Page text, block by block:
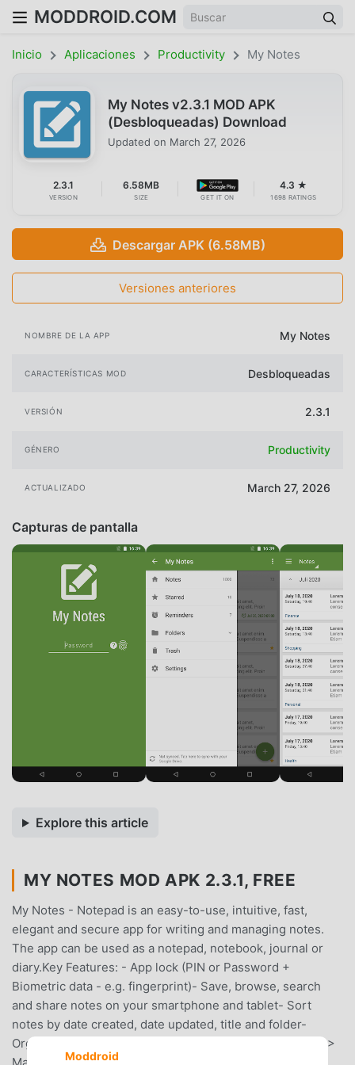
MODDROID.COM
Inicio Aplicaciones Productivity My Notes
My Notes v2.3.1 MOD APK
(Desbloqueadas) Download
Updated on March 27, 2026
2.3.1
VERSION
6.58MB
SIZE GET IT ON
4.3 ★
1698 RATINGS
Descargar APK (6.58MB)
Versiones anteriores
NOMBRE DE LA APP My Notes
CARACTERÍSTICAS MOD Desbloqueadas
VERSIÓN 2.3.1
GÉNERO Productivity
ACTUALIZADO March 27, 2026
Capturas de pantalla
Explore this article
MY NOTES MOD APK 2.3.1, FREE
My Notes - Notepad is an easy-to-use, intuitive, fast,
elegant and secure app for writing and managing notes.
The app can be used as a notepad, notebook, journal or
diary.Key Features: - App lock (PIN or Password +
Biometric data - e.g. fingerprint)- Save, browse, search
and share notes on your smartphone and tablet- Sort
notes by date created, date updated, title and folder-
Organize notes by folders- Navigation drawer > Folders >
Moddroid